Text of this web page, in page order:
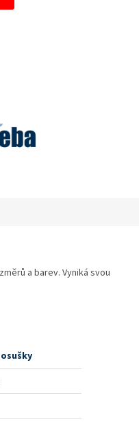
a barev. Vyniká svou